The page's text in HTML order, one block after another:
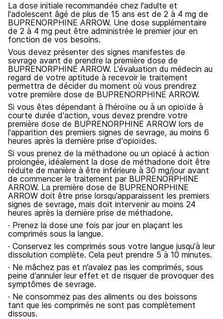
La dose initiale recommandée chez l'adulte et
l'adolescent âgé de plus de 15 ans est de 2 à 4 mg de
BUPRENORPHINE ARROW. Une dose supplémentaire
de 2 à 4 mg peut être administrée le premier jour en
fonction de vos besoins.
Vous devez présenter des signes manifestes de
sevrage avant de prendre la première dose de
BUPRENORPHINE ARROW. L'évaluation du médecin au
regard de votre aptitude à recevoir le traitement
permettra de décider du moment où vous prendrez
votre première dose de BUPRENORPHINE ARROW.
Si vous êtes dépendant à l'héroïne ou à un opioïde à
courte durée d'action, vous devez prendre votre
première dose de BUPRENORPHINE ARROW lors de
l'apparition des premiers signes de sevrage, au moins 6
heures après la dernière prise d'opioïdes.
Si vous prenez de la méthadone ou un opiacé à action
prolongée, idéalement la dose de méthadone doit être
réduite de manière à être inférieure à 30 mg/jour avant
de commencer le traitement par BUPRENORPHINE
ARROW. La première dose de BUPRENORPHINE
ARROW doit être prise lorsqu'apparaissent les premiers
signes de sevrage, mais doit intervenir au moins 24
heures après la dernière prise de méthadone.
· Prenez la dose une fois par jour en plaçant les
comprimés sous la langue.
· Conservez les comprimés sous votre langue jusqu'à leur
dissolution complète. Cela peut prendre 5 à 10 minutes.
· Ne mâchez pas et n’avalez pas les comprimés, sous
peine d’annuler leur effet et de risquer de provoquer des
symptômes de sevrage.
· Ne consommez pas des aliments ou des boissons
tant que les comprimés ne sont pas complètement
dissous.